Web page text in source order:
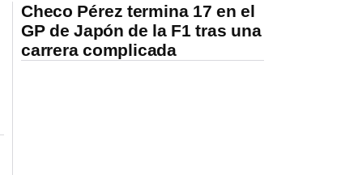
Checo Pérez termina 17 en el
GP de Japón de la F1 tras una
carrera complicada